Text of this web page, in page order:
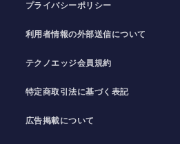
プライバシーポリシー
利用者情報の外部送信について
テクノエッジ会員規約
特定商取引法に基づく表記
広告掲載について